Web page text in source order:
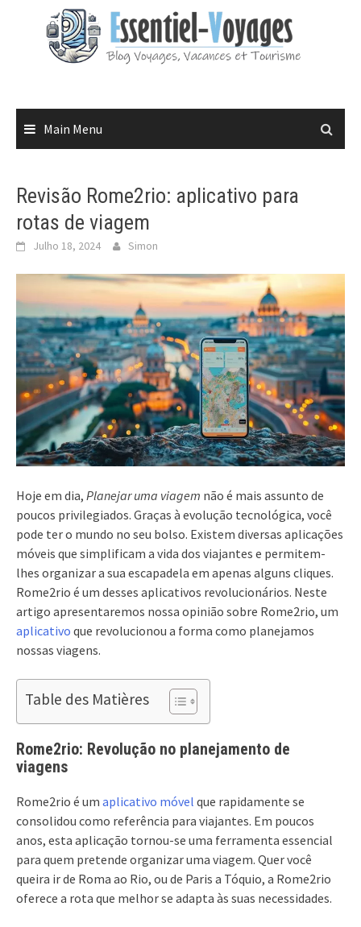
Main Menu
Revisão Rome2rio: aplicativo para
rotas de viagem
Julho 18, 2024 Simon
Hoje em dia, Planejar uma viagem não é mais assunto de
poucos privilegiados. Graças à evolução tecnológica, você
pode ter o mundo no seu bolso. Existem diversas aplicações
móveis que simplificam a vida dos viajantes e permitem-
lhes organizar a sua escapadela em apenas alguns cliques.
Rome2rio é um desses aplicativos revolucionários. Neste
artigo apresentaremos nossa opinião sobre Rome2rio, um
aplicativo que revolucionou a forma como planejamos
nossas viagens.
Table des Matières
Rome2rio: Revolução no planejamento de
viagens
Rome2rio é um aplicativo móvel que rapidamente se
consolidou como referência para viajantes. Em poucos
anos, esta aplicação tornou-se uma ferramenta essencial
para quem pretende organizar uma viagem. Quer você
queira ir de Roma ao Rio, ou de Paris a Tóquio, a Rome2rio
oferece a rota que melhor se adapta às suas necessidades.